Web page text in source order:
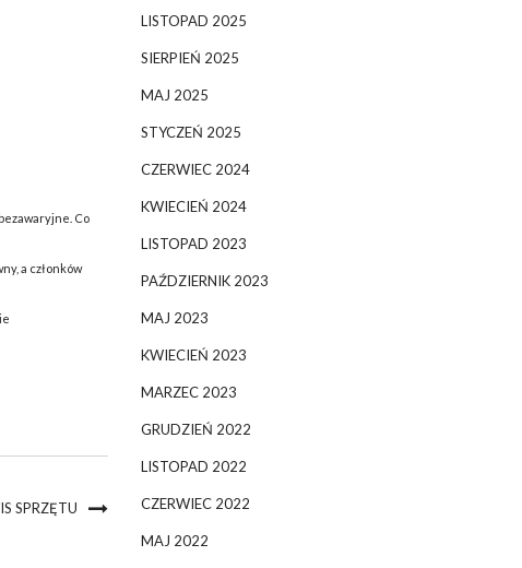
Co
a członków
SPRZĘTU
LISTOPAD 2025
SIERPIEŃ 2025
MAJ 2025
STYCZEŃ 2025
CZERWIEC 2024
KWIECIEŃ 2024
LISTOPAD 2023
PAŹDZIERNIK 2023
MAJ 2023
KWIECIEŃ 2023
MARZEC 2023
GRUDZIEŃ 2022
LISTOPAD 2022
CZERWIEC 2022
MAJ 2022